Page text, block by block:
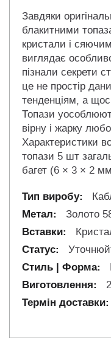
Завдяки
блакитними
кристали і
виглядає
пізнали секрети
це не простір
тенденціям, а
Топази
вірну і жарку
Характеристики
топази 5 шт
багет (6 × 3 × 2
Золото